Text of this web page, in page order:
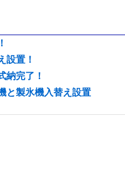
設置！
納完了！
と製氷機入替え設置